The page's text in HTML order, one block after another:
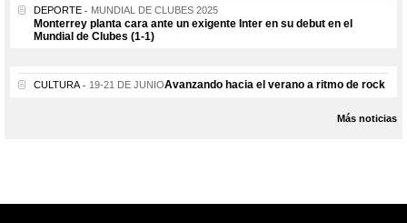
DEPORTE MUNDIAL DE CLUBES 2025
Monterrey planta cara ante un exigente Inter en su debut en el
Mundial de Clubes (1-1)
CULTURA 19-21 DE JUNIOAvanzando hacia el verano a ritmo de rock
Más noticias